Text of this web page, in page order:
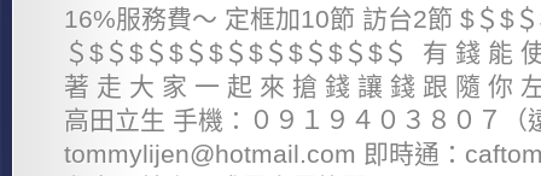
16%服務費～ 定框加10節 訪台2節 $＄$
＄$＄$＄$＄$＄$＄$＄$＄$＄ 有 錢 能
著 走 大 家 一 起 來 搶 錢 讓 錢 跟 隨 你
高田立生 手機：０９１９４０３８０７（
tommylijen@hotmail.com 即時通：